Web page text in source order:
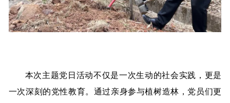
本次主题党日活动不仅是一次生动的社会实践，更是
一次深刻的党性教育。通过亲身参与植树造林，党员们更